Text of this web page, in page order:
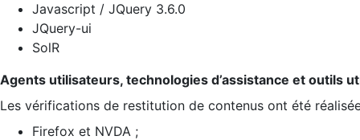
Javascript / JQuery 3.6.0
JQuery-ui
SolR
Agents utilisateurs, technologies d’assistance et outils
Les vérifications de restitution de contenus ont été
Firefox et NVDA ;